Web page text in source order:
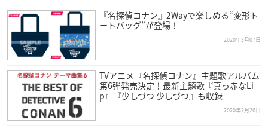
『名探偵コナン』2Wayで楽しめる“変形ト
ートバッグ”が登場！
2020年3月07日
TVアニメ『名探偵コナン』主題歌アルバム
第6弾発売決定！最新主題歌『真っ赤なLi
p』『少しづつ 少しづつ』も収録
2020年2月26日